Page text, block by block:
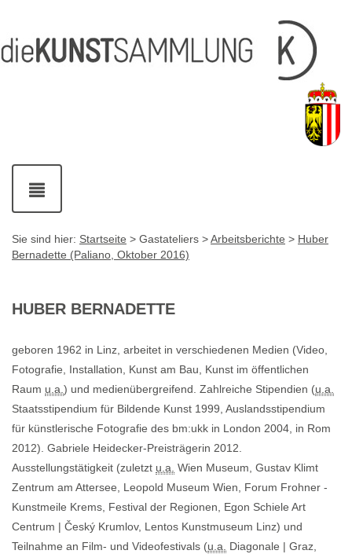
[1]
[2]
Links
[3]
mit
Kontaktdaten
Navigation
ein-
und
Sie sind hier: Startseite > Gastateliers >Arbeitsberichte > Huber
Bernadette (Paliano, Oktober 2016)
HUBER BERNADETTE
geboren 1962 in Linz, arbeitet in verschiedenen Medien (Video,
Fotografie, Installation, Kunst am Bau, Kunst im öffentlichen
Raum u.a. ) und medienübergreifend. Zahlreiche Stipendien (u.a.
Staatsstipendium für Bildende Kunst 1999, Auslandsstipendium
für künstlerische Fotografie des bm:ukk in London 2004, in Rom
2012). Gabriele Heidecker-Preisträgerin 2012.
Ausstellungstätigkeit (zuletzt u.a. Wien Museum, Gustav Klimt
Zentrum am Attersee, Leopold Museum Wien, Forum Frohner -
Kunstmeile Krems, Festival der Regionen, Egon Schiele Art
Centrum | Český Krumlov, Lentos Kunstmuseum Linz) und
Teilnahme an Film- und Videofestivals (u.a.
Diagonale | Graz,